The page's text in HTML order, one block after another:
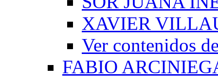
XAVIER
Ver contenidos
FABIO